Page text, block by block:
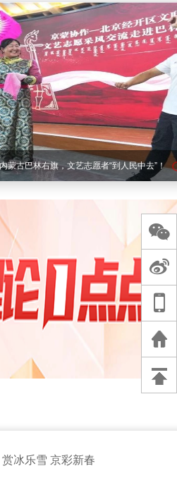
蒙古巴林右旗，文艺志愿者“到人民中去”！
赏冰乐雪 京彩新春